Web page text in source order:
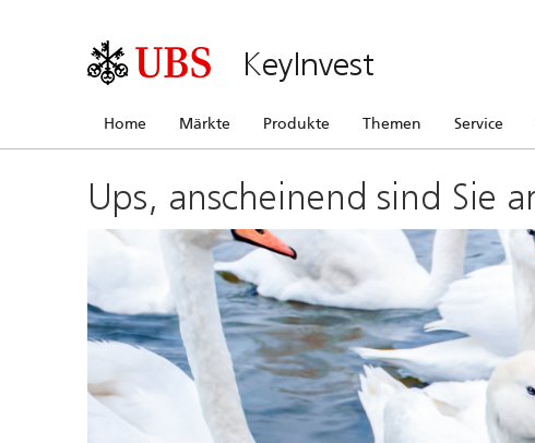
KeyInvest
Home Märkte Produkte Themen Service
Ups, anscheinend sind Sie